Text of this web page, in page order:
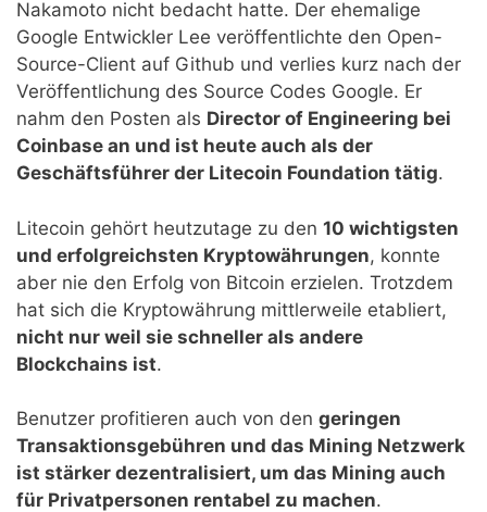
Nakamoto nicht bedacht hatte. Der ehemalige
Google Entwickler Lee veröffentlichte den Open-
Source-Client auf Github und verlies kurz nach der
Veröffentlichung des Source Codes Google. Er
nahm den Posten als Director of Engineering bei
Coinbase an und ist heute auch als der
Geschäftsführer der Litecoin Foundation tätig.
Litecoin gehört heutzutage zu den 10 wichtigsten
und erfolgreichsten Kryptowährungen, konnte
aber nie den Erfolg von Bitcoin erzielen. Trotzdem
hat sich die Kryptowährung mittlerweile etabliert,
nicht nur weil sie schneller als andere
Blockchains ist.
Benutzer profitieren auch von den geringen
Transaktionsgebühren und das Mining Netzwerk
ist stärker dezentralisiert, um das Mining auch
für Privatpersonen rentabel zu machen.